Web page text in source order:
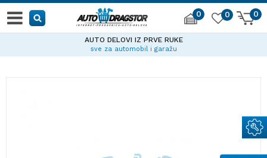
0 0
0
AUTO DELOVI IZ PRVE RUKE
sve za automobil i garažu